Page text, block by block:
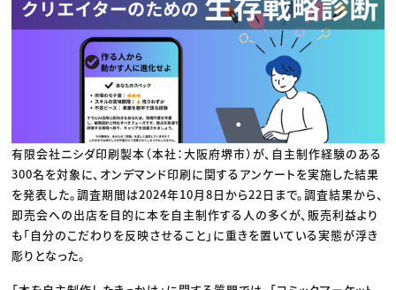
プロフェッショナル×つながる×メディア
有限会社ニシダ印刷製本（本社：大阪府堺市）が、自主制作経験のある
300名を対象に、オンデマンド印刷に関するアンケートを実施した結果
を発表した。調査期間は2024年10月8日から22日まで。調査結果から、
即売会への出店を目的に本を自主制作する人の多くが、販売利益より
も「自分のこだわりを反映させること」に重きを置いている実態が浮き
彫りとなった。